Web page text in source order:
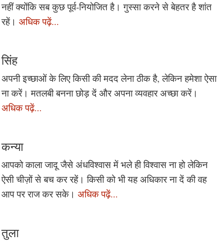
नहीं क्योंकि सब कुछ पूर्व-नियोजित है। गुस्सा करने से बेहतर है शांत
रहें। अधिक पढ़ें...
सिंह
अपनी इच्छाओं के लिए किसी की मदद लेना ठीक है, लेकिन हमेशा ऐसा
ना करें। मतलबी बनना छोड़ दें और अपना व्यवहार अच्छा करें।
अधिक पढ़ें...
कन्या
आपको काला जादू जैसे अंधविश्वास में भले ही विश्वास ना हो लेकिन
ऐसी चीज़ों से बच कर रहें। किसी को भी यह अधिकार ना दें की वह
आप पर राज कर सके। अधिक पढ़ें...
तुला